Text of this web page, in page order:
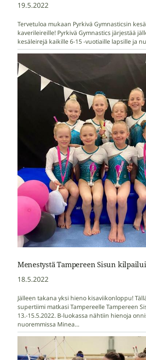
19.5.2022
Tervetuloa mukaan Pyrkivä Gymnasticsin
kaverileireille! Pyrkivä Gymnastics järjestää
kesäleirejä kaikille 6-15 -vuotiaille lapsille ja
Menestystä Tampereen Sisun
18.5.2022
Jälleen takana yksi hieno kisaviikonloppu!
supertiimi matkasi Tampereelle Tampereen
13.-15.5.2022. B-luokassa nähtiin hienoja
nuoremmissa Minea…